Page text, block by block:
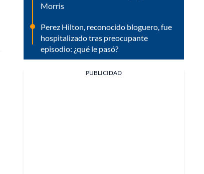
Morris
Perez Hilton, reconocido bloguero, fue
hospitalizado tras preocupante
episodio: ¿qué le pasó?
PUBLICIDAD